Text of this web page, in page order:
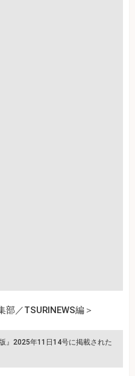
部／TSURINEWS編＞
』2025年11日14号に掲載された